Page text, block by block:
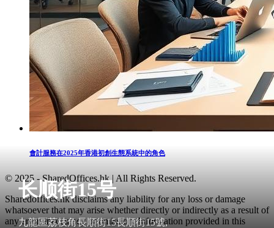
长顺街15号
九龍區荔枝角長順街15長順街15號,
會計服務在2025年香港初創生態系統中的角色
© 2025 - SharedOffices.hk | All Rights Reserved.
Sharedoffices.hk disclaims any liability for any loss or damage
whatsoever that may arise whether directly or indirectly as a result of
any error, inaccuracy or omission. Information provided in this